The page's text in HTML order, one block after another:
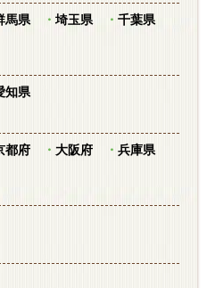
馬県 埼玉県
千葉県
知県
都府 大阪府
兵庫県